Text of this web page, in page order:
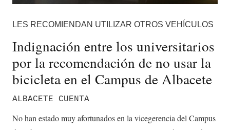
LES RECOMIENDAN UTILIZAR OTROS VEHÍCULOS
Indignación entre los universitarios
por la recomendación de no usar la
bicicleta en el Campus de Albacete
ALBACETE CUENTA
No han estado muy afortunados en la vicegerencia del Campus